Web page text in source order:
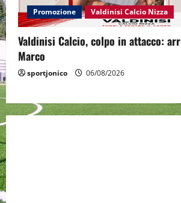
Promozione Valdinisi Calcio Nizza
Valdinisi Calcio, colpo in attacco:
Marco
sportjonico 06/08/2026